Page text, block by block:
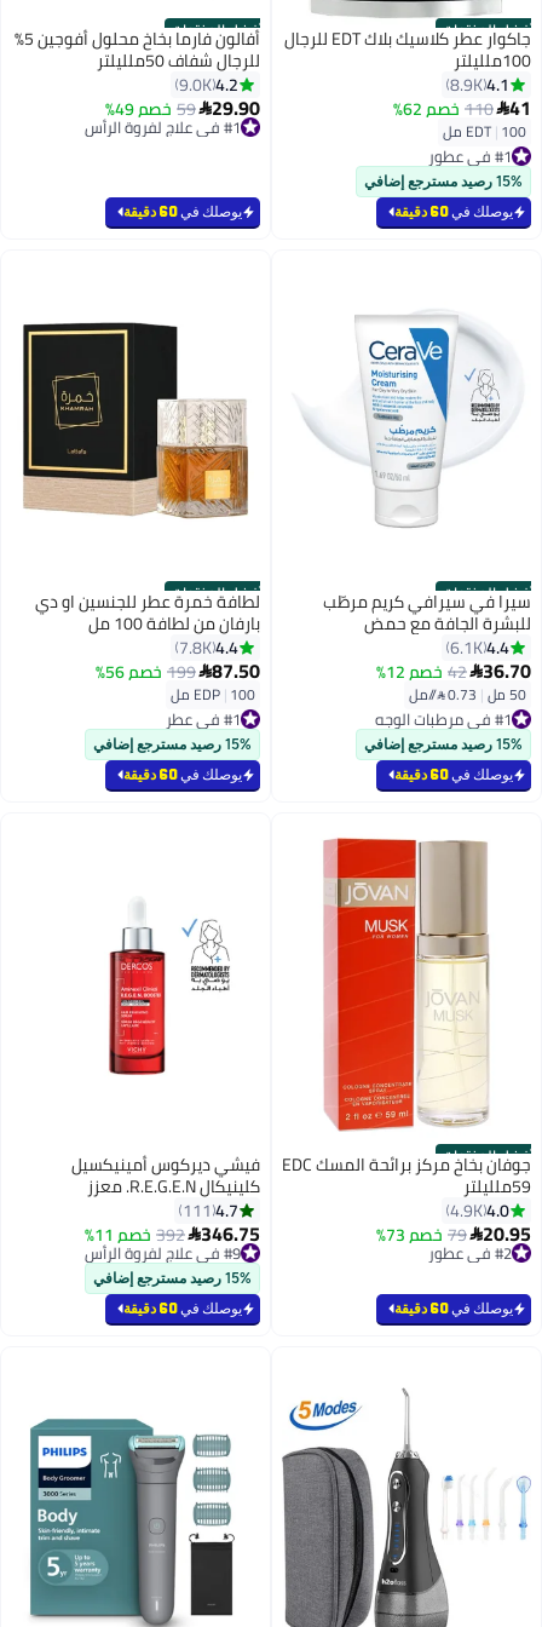
أفضل المنتجات جاكوار عطر كلاسيك بلاك EDT للرجال
100ملليلتر
4.1
8.9K
41
110 خصم 62%
EDT|100 مل#1 في عطور
توصيل مجاني
تم بيع +2900 مؤخرًا
#1 في عطور
15% رصيد مسترجع إضافي
يوصلك في60 دقيقة
أفضل المنتجات أفالون فارما بخاخ محلول أفوجين 5%
للرجال شفاف 50ملليلتر
4.2
9.0K
29.90
59 خصم 49% #1 في علاج لفروة الرأس
بتخلّص بسرعة
يوصلك في60 دقيقة
أفضل المنتجات
سيرا في سيرافي كريم مرطّب
للبشرة الجافة مع حمض
الهيالورونيك ٥٠ مل 50ملليلتر
4.4
6.1K
36.70
42 خصم 12%
50 مل | #1 في مرطبات الوجه
بتخلّص بسرعة
تم بيع +4100 مؤخرًا
#1 في مرطبات الوجه
15% رصيد مسترجع إضافي
يوصلك في60 دقيقة
أفضل المنتجات
لطافة خمرة عطر للجنسين او دي
بارفان من لطافة 100 مل
4.4
7.8K
87.50
199 خصم 56%
EDP|100 مل#1 في عطر
بتخلّص بسرعة
تم بيع +1900 مؤخرًا
#1 في عطر
15% رصيد مسترجع إضافي
يوصلك في60 دقيقة
أفضل المنتجات جوفان بخاخ مركز برائحة المسك EDC
59ملليلتر
4.0
4.9K
20.95
79 خصم 73% #2 في عطور
توصيل مجاني
#2 في عطور
يوصلك في60 دقيقة
فيشي ديركوس أمينيكسيل
كلينيكال R.E.G.E.N. معزز
4.7
111
346.75
392 خصم 11%
#9 في علاج لفروة الرأس
#9 في علاج لفروة الرأس
15% رصيد مسترجع إضافي
يوصلك في60 دقيقة